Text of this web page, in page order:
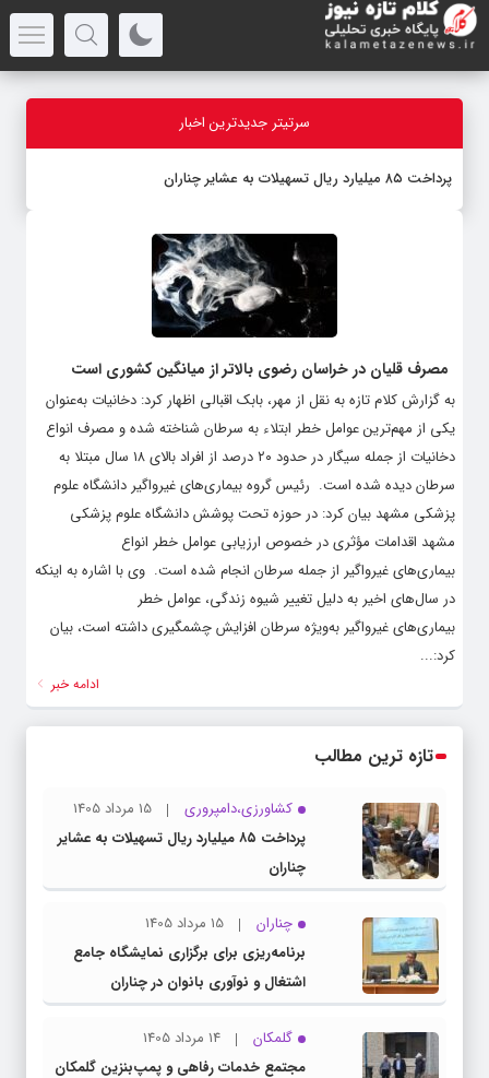
سرتیتر جدیدترین اخبار
پرداخت ۸۵ میلیارد ریال تسهیلات به عشایر چناران
مصرف قلیان در خراسان رضوی بالاتر از میانگین کشوری است
به گزارش کلام تازه به نقل از مهر، بابک اقبالی اظهار کرد: دخانیات به‌عنوان
یکی از مهم‌ترین عوامل خطر ابتلاء به سرطان شناخته شده و مصرف انواع
دخانیات از جمله سیگار در حدود ۲۰ درصد از افراد بالای ۱۸ سال مبتلا به
سرطان دیده شده است. ‌ رئیس گروه بیماری‌های غیرواگیر دانشگاه علوم
پزشکی مشهد بیان کرد: در حوزه تحت پوشش دانشگاه علوم پزشکی
مشهد اقدامات مؤثری در خصوص ارزیابی عوامل خطر انواع
بیماری‌های غیرواگیر از جمله سرطان انجام شده است. ‌ وی با اشاره به اینکه
در سال‌های اخیر به دلیل تغییر شیوه زندگی، عوامل خطر
بیماری‌های غیرواگیر به‌ویژه سرطان افزایش چشمگیری داشته است، بیان
کرد:...
ادامه خبر
تازه ترین مطالب
کشاورزی،دامپروری
15 مرداد 1405
پرداخت ۸۵ میلیارد ریال تسهیلات به عشایر
چناران
چناران
15 مرداد 1405
برنامه‌ریزی برای برگزاری نمایشگاه جامع
اشتغال و نوآوری بانوان در چناران
گلمکان
14 مرداد 1405
مجتمع خدمات رفاهی و پمپ‌بنزین گلمکان